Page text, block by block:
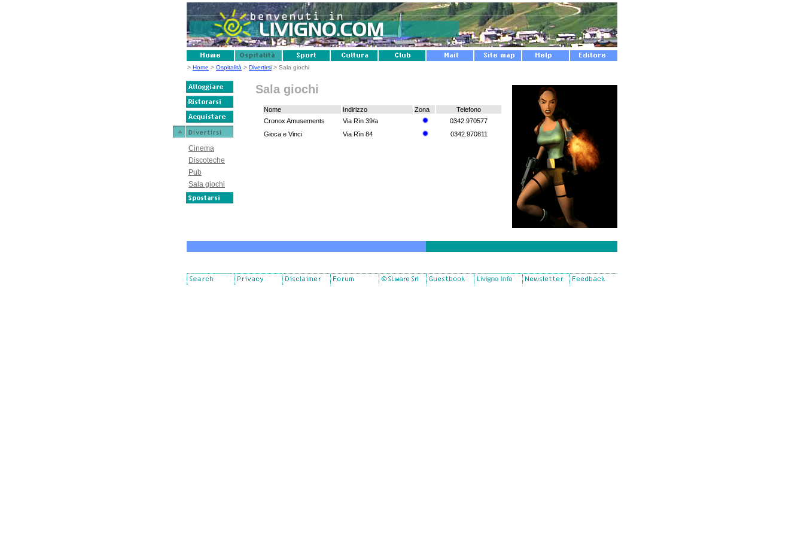
Cinema
Discoteche
Pub
Sala giochi
> Home > Ospitalità > Divertirsi > Sala giochi
Sala giochi
Nome Indirizzo Zona
Telefono
Cronox Amusements
Via Rìn 39/a
0342.970577
Gioca e Vinci
Via Rìn 84 0342.970811